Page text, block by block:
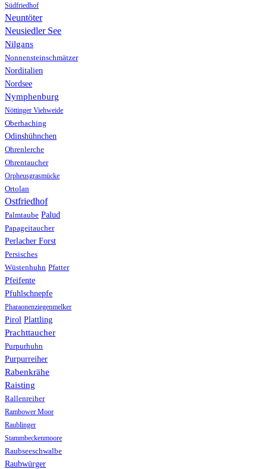
Südfriedhof
Neuntöter
Neusiedler See
Nilgans
Nonnensteinschmätzer
Norditalien
Nordsee
Nymphenburg
Nöttinger Viehweide
Oberhaching
Odinshühnchen
Ohrenlerche
Ohrentaucher
Orpheusgrasmücke
Ortolan
Ostfriedhof
Palmtaube Palud
Papageitaucher
Perlacher Forst
Persisches
Wüstenhuhn Pfatter
Pfeifente
Pfuhlschnepfe
Pharaonenziegenmelker
Pirol Plattling
Prachttaucher
Purpurhuhn
Purpurreiher
Rabenkrähe
Raisting
Rallenreiher
Rambower Moor
Raublinger
Stammbeckenmoore
Raubseeschwalbe
Raubwürger